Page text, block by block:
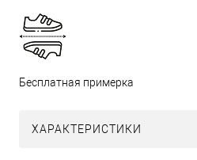
Бесплатная примерка
ХАРАКТЕРИСТИКИ